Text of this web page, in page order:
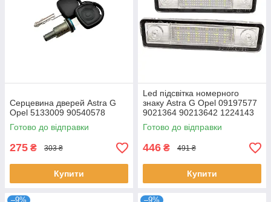
Cерцевина дверей Astra G
Opel 5133009 90540578
Готово до відправки
275 ₴ 303 ₴
Купити
Led підсвітка номерного
знаку Astra G Opel 09197577
9021364 90213642 1224143
Готово до відправки
446 ₴ 491 ₴
Купити
–9% –9%